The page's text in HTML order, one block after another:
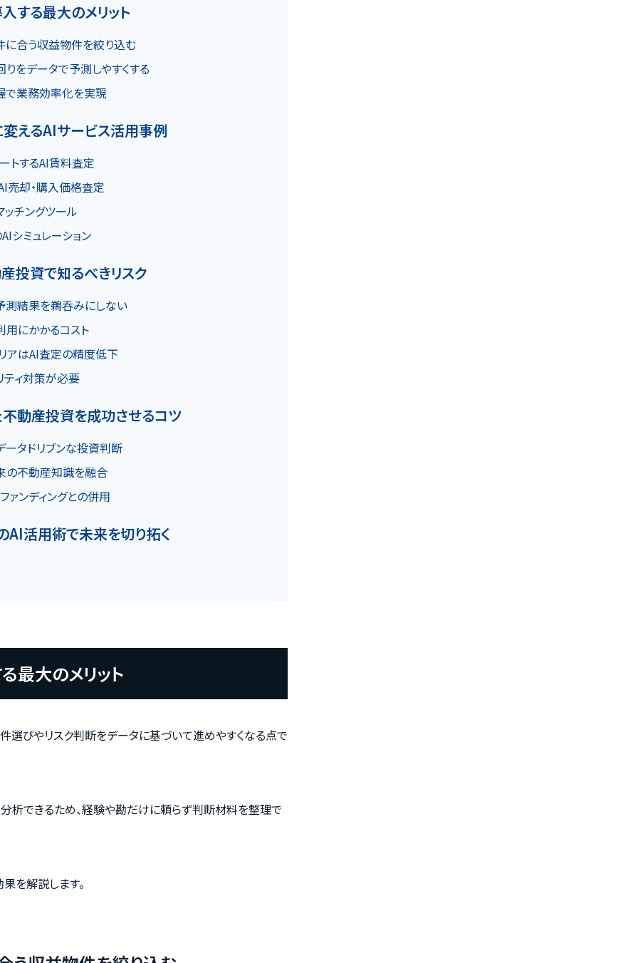
カスタマーハラスメントに関する基本方針
する最大のメリット
に合う収益物件を絞り込む
をデータで予測しやすくする
で業務効率化を実現
えるAIサービス活用事例
トするAI賃料査定
売却・購入価格査定
チングツール
シミュレーション
投資で知るべきリスク
測結果を鵜呑みにしない
にかかるコスト
アはAI査定の精度低下
ティ対策が必要
動産投資を成功させるコツ
タドリブンな投資判断
の不動産知識を融合
ァンディングとの併用
AI活用術で未来を切り拓く
最大のメリット
選びやリスク判断をデータに基づいて進めやすくなる点で
析できるため、経験や勘だけに頼らず判断材料を整理で
を解説します。